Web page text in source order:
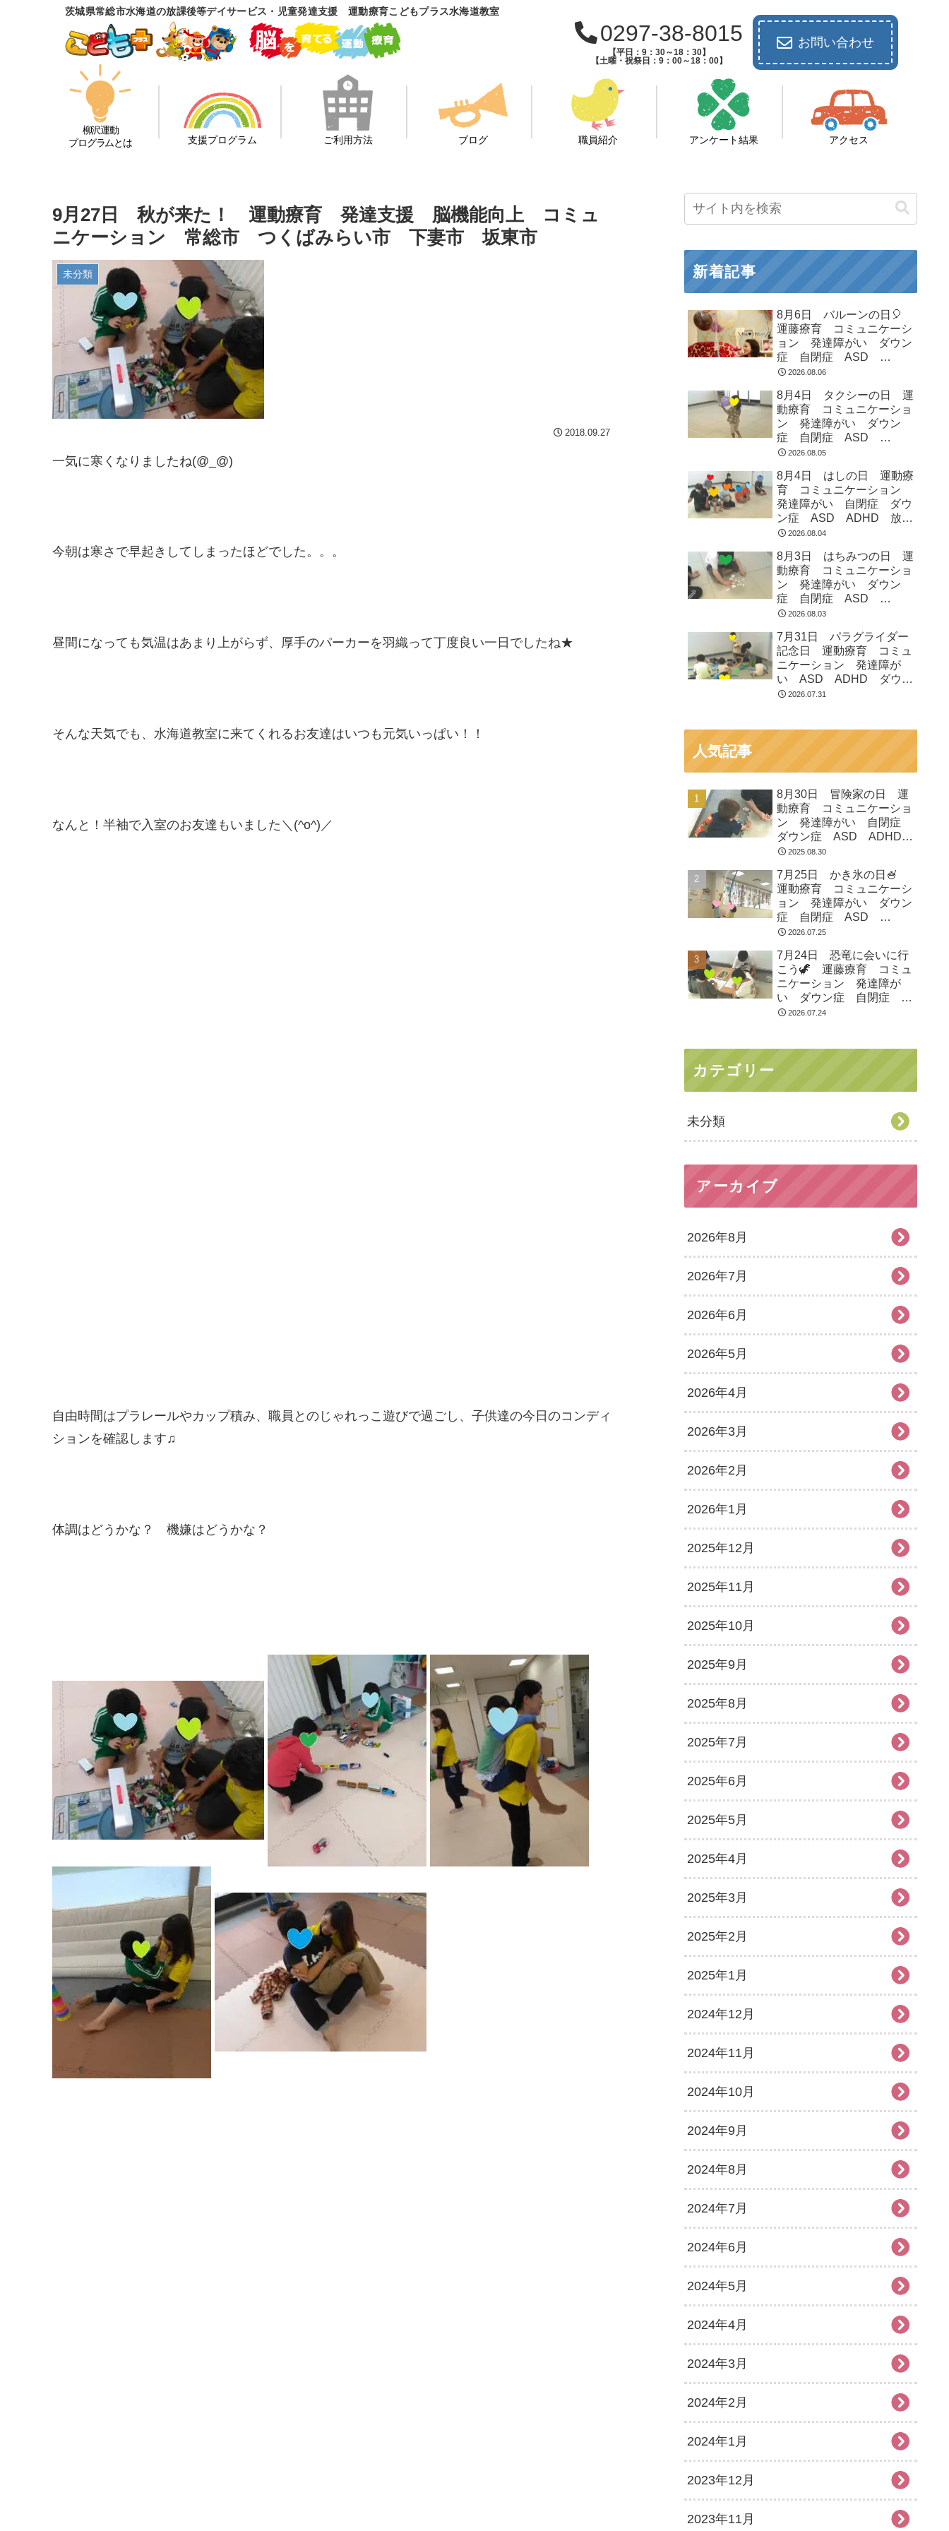
茨城県常総市水海道の放課後等デイサービス・児童発達支援 運動療育こどもプラス水海道教室
0297-38-8015
【平日：9：30～18：30】
【土曜・祝祭日：9：00～18：00】
お問い合わせ
柳沢運動
プログラムとは
支援プログラム ご利用方法 ブログ 職員紹介 アンケート結果 アクセス
9月27日 秋が来た！ 運動療育 発達支援 脳機能向上 コミュ
ニケーション 常総市 つくばみらい市 下妻市 坂東市
未分類
2018.09.27
一気に寒くなりましたね(@_@)
今朝は寒さで早起きしてしまったほどでした。。。
昼間になっても気温はあまり上がらず、厚手のパーカーを羽織って丁度良い一日でしたね★
そんな天気でも、水海道教室に来てくれるお友達はいつも元気いっぱい！！
なんと！半袖で入室のお友達もいました＼(^o^)／
自由時間はプラレールやカップ積み、職員とのじゃれっこ遊びで過ごし、子供達の今日のコンディ
ションを確認します♫
体調はどうかな？ 機嫌はどうかな？
新着記事
8月6日 バルーンの日🎈
運藤療育 コミュニケーシ
ョン 発達障がい ダウン
症 自閉症 ASD
ADHD 児童発達支援 放
市 つくばみらい市 坂東
市 守谷市
2026.08.06
8月4日 タクシーの日 運
動療育 コミュニケーショ
ン 発達障がい ダウン
症 自閉症 ASD
ADHD 児童発達支援 放
市 つくばみらい市 坂東
市 守谷市
2026.08.05
8月4日 はしの日 運動療
育 コミュニケーション
発達障がい 自閉症 ダウ
ン症 ASD ADHD 放課
後等デイサービス 児童発
らい市 坂東市 守谷市
2026.08.04
8月3日 はちみつの日 運
動療育 コミュニケーショ
ン 発達障がい ダウン
症 自閉症 ASD
ADHD 児童発達支援 放
市 つくばみらい市 坂東
市 守谷市
2026.08.03
7月31日 パラグライダー
記念日 運動療育 コミュ
ニケーション 発達障が
い ASD ADHD ダウン
症 児童発達支援 放課後
2026.07.31
人気記事
8月30日 冒険家の日 運
動療育 コミュニケーショ
ン 発達障がい 自閉症
ダウン症 ASD ADHD
放課後等デイサービス 児
ばみらい市 坂東市 守谷
市
2025.08.30
7月25日 かき氷の日🍧
運動療育 コミュニケーシ
ョン 発達障がい ダウン
症 自閉症 ASD
ADHD 児童発達支援 放
市 つくばみらい市 坂東
市 守谷市
2026.07.25
7月24日 恐竜に会いに行
こう🦖 運藤療育 コミュ
ニケーション 発達障が
い ダウン症 自閉症
ASD ADHD 児童発達支
2026.07.24
カテゴリー
未分類
アーカイブ
2026年8月
2026年7月
2026年6月
2026年5月
2026年4月
2026年3月
2026年2月
2026年1月
2025年12月
2025年11月
2025年10月
2025年9月
2025年8月
2025年7月
2025年6月
2025年5月
2025年4月
2025年3月
2025年2月
2025年1月
2024年12月
2024年11月
2024年10月
2024年9月
2024年8月
2024年7月
2024年6月
2024年5月
2024年4月
2024年3月
2024年2月
2024年1月
2023年12月
2023年11月